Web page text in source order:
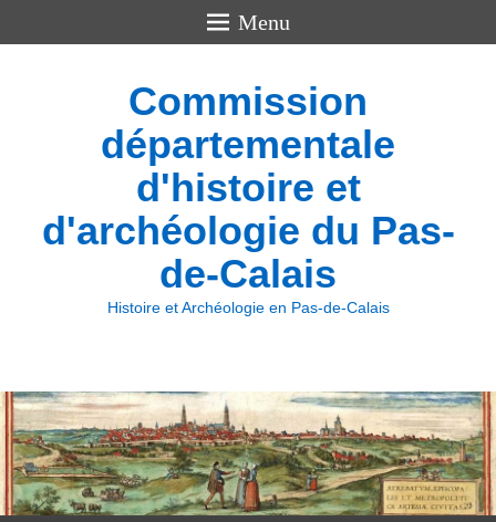
Menu
Commission
départementale
d'histoire et
d'archéologie du Pas-
de-Calais
Histoire et Archéologie en Pas-de-Calais